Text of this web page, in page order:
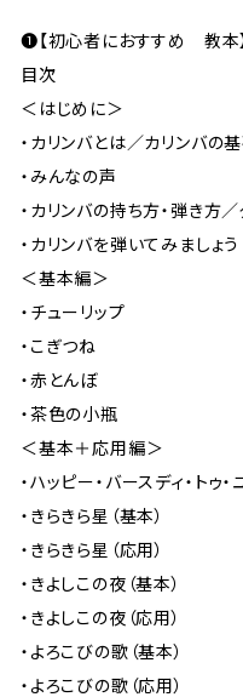
❶【初心者におすすめ 教本
目次
＜はじめに＞
・カリンバとは／カリンバの
・みんなの声
・カリンバの持ち方・弾き方
・カリンバを弾いてみましょう
＜基本編＞
・チューリップ
・こぎつね
・赤とんぼ
・茶色の小瓶
＜基本＋応用編＞
・ハッピー・バースディ・トゥ・
・きらきら星（基本）
・きらきら星（応用）
・きよしこの夜（基本）
・きよしこの夜（応用）
・よろこびの歌（基本）
・よろこびの歌（応用）